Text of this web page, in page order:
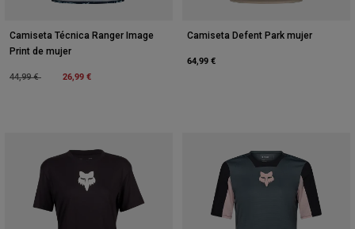
Camiseta Técnica Ranger Image
Print de mujer
Price reduced from
44,99 €to 26,99 €
Camiseta Defent Park mujer
64,99 €